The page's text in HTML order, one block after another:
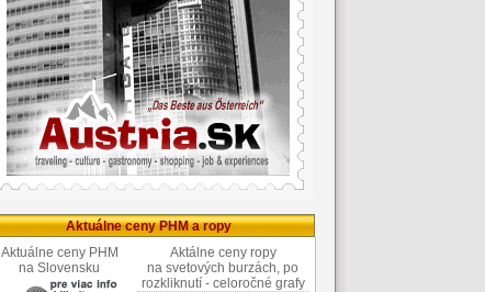
Aktuálne ceny PHM a ropy
Aktuálne ceny PHM
na Slovensku
Aktálne ceny ropy
na svetových burzách, po
rozkliknutí - celoročné grafy